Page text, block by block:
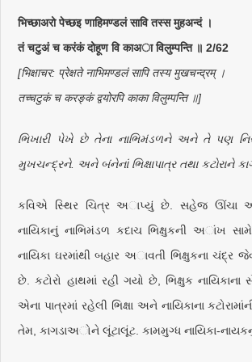
भिच्छाअरो पेच्छइ णाहिमण्डलं सावि तस्स मुहअन्दं ।
तं चटुअं च करंकं दोहूण वि काअा विलुम्पन्ति ॥ 2/62
[भिक्षाचर: प्रेक्षते नाभिमण्डलं सापि तस्य मुखचन्द्रम् ।
तच्चटुकं च करङ्कं द्वयोरपि काका विलुम्पन्ति ॥]
ભિખારી પેખે છે તેના નાભિમંડળને અને તે પણ
મુખચન્દ્રને. અને બંનેનાં ભિક્ષાપાત્ર તથા કટોરાને
કવિએ સ્થિર ચિત્ર અાપ્યું છે. સહેજ ઊંચા
નાયિકાનું નાભિમંડળ કદાચ ભિક્ષુકની અાંખ
નાયિકા ઘરમાંથી બહાર અાવતી ભિક્ષુકના ચંદ્ર
છે. કટોરો હાથમાં રહી ગયો છે, ભિક્ષુક નાયિકાના
એના પાત્રમાં રહેલી ભિક્ષા અને નાયિકાના
તેમ, કાગડાઅોને લૂંટાલૂંટ. કામમુગ્ધ નાયિકા-